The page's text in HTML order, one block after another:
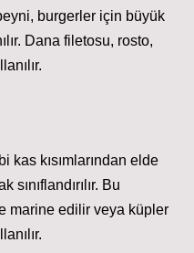
burgerler için büyük
Dana filetosu, rosto,
kas kısımlarından elde
Bu
marine edilir veya küpler